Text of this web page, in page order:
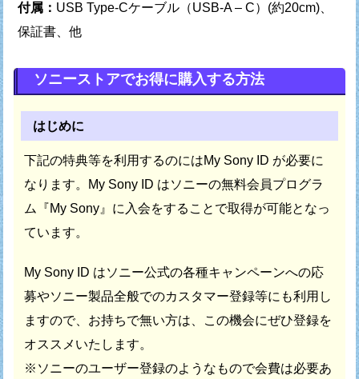
付属： USB Type-Cケーブル（USB-A – C）(約20cm)、
保証書、他
ソニーストアでお得に購入する方法
はじめに
下記の特典等を利用するのにはMy Sony ID が必要に
なります。
My Sony ID はソニーの無料会員プログラ
ム『My Sony』に 入会をすることで取得が可能となっ
ています。
My Sony ID はソニー公式の各種キャンペーンへの応
募やソニー製品全般でのカスタマー登録等にも利用し
ますので、 お持ちで無い方は、この機会にぜひ登録を
オススメいたします。
※ソニーのユーザー登録のようなもので会費は必要あ